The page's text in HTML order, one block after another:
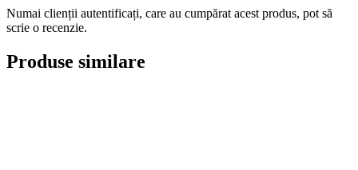
Numai clienții autentificați, care au cumpărat acest produs, pot să
scrie o recenzie.
Produse similare